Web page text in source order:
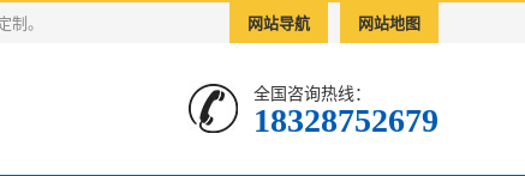
网站导航 网站地图
。
全国咨询热线：
18328752679‬